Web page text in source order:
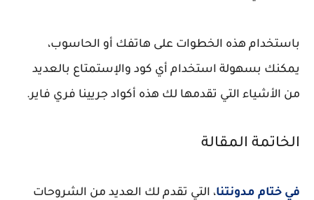
باستخدام هذه الخطوات على هاتفك أو الحاسوب،
يمكنك بسهولة استخدام أي كود والإستمتاع بالعديد
من الأشياء التي تقدمها لك هذه أكواد جريينا فري فاير.
الخاتمة المقالة
في ختام مدونتنا، التي تقدم لك العديد من الشروحات